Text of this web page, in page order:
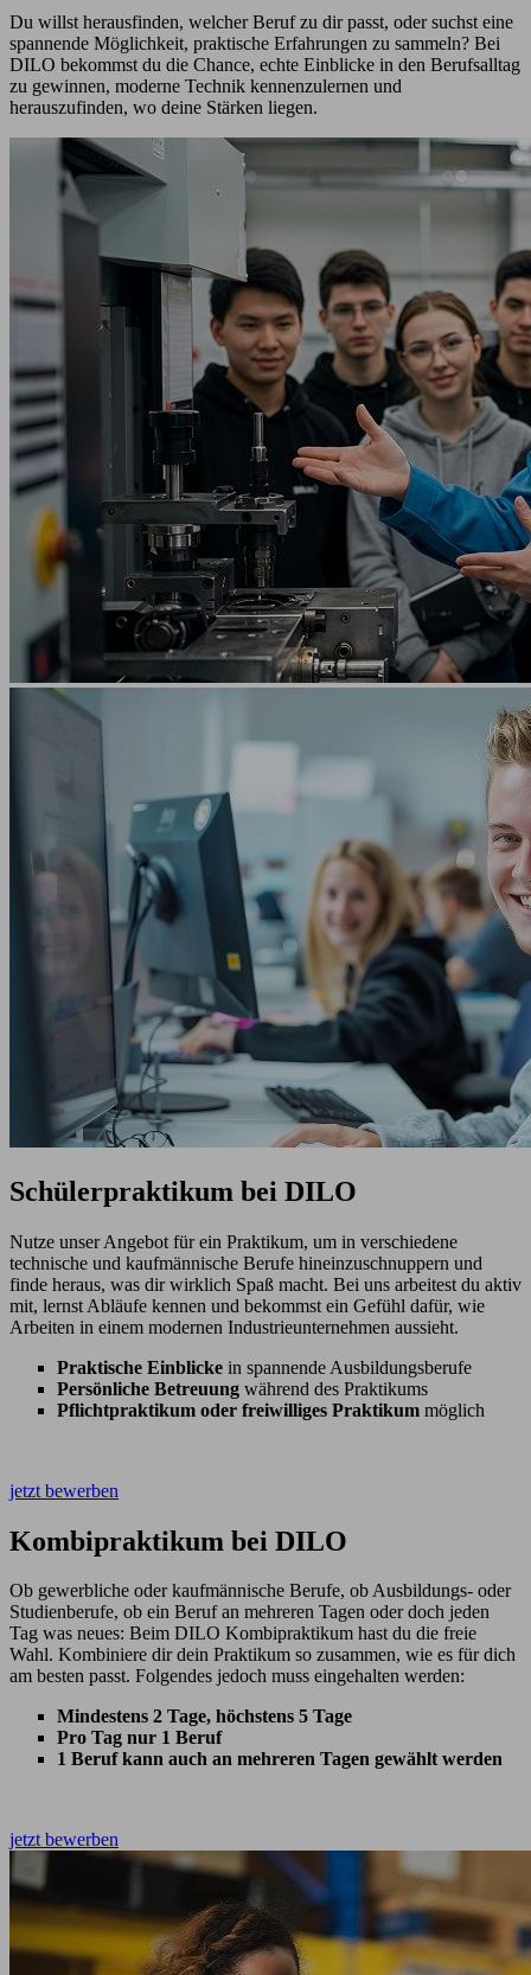
Du willst herausfinden, welcher Beruf zu dir passt, oder suchst eine
spannende Möglichkeit, praktische Erfahrungen zu sammeln? Bei
DILO bekommst du die Chance, echte Einblicke in den Berufsalltag
zu gewinnen, moderne Technik kennenzulernen und
herauszufinden, wo deine Stärken liegen.
Schülerpraktikum bei DILO
Nutze unser Angebot für ein Praktikum, um in verschiedene
technische und kaufmännische Berufe hineinzuschnuppern und
finde heraus, was dir wirklich Spaß macht. Bei uns arbeitest du aktiv
mit, lernst Abläufe kennen und bekommst ein Gefühl dafür, wie
Arbeiten in einem modernen Industrieunternehmen aussieht.
Praktische Einblicke in spannende Ausbildungsberufe
Persönliche Betreuung während des Praktikums
Pflichtpraktikum oder freiwilliges Praktikum möglich
jetzt bewerben
Kombipraktikum bei DILO
Ob gewerbliche oder kaufmännische Berufe, ob Ausbildungs- oder
Studienberufe, ob ein Beruf an mehreren Tagen oder doch jeden
Tag was neues: Beim DILO Kombipraktikum hast du die freie
Wahl. Kombiniere dir dein Praktikum so zusammen, wie es für dich
am besten passt. Folgendes jedoch muss eingehalten werden:
Mindestens 2 Tage, höchstens 5 Tage
Pro Tag nur 1 Beruf
1 Beruf kann auch an mehreren Tagen gewählt werden
jetzt bewerben